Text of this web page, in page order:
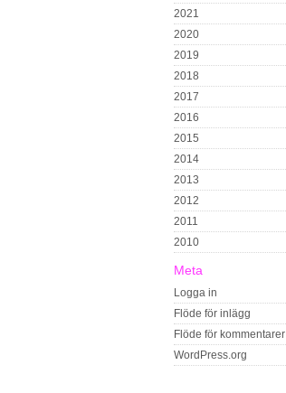
2021
2020
2019
2018
2017
2016
2015
2014
2013
2012
2011
2010
Meta
Logga in
Flöde för inlägg
Flöde för kommentarer
WordPress.org